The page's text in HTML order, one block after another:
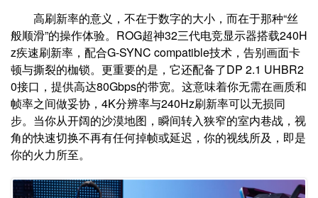
高刷新率的意义，不在于数字的大小，而在于那种“丝
般顺滑”的操作体验。ROG超神32三代电竞显示器搭载240H
z疾速刷新率，配合G-SYNC compatible技术，告别画面卡
顿与撕裂的枷锁。更重要的是，它还配备了DP 2.1 UHBR2
0接口，提供高达80Gbps的带宽。这意味着你无需在画质和
帧率之间做妥协，4K分辨率与240Hz刷新率可以无损同
步。当你从开阔的沙漠地图，瞬间转入狭窄的室内巷战，视
角的快速切换不再有任何掉帧或延迟，你的视线所及，即是
你的火力所至。